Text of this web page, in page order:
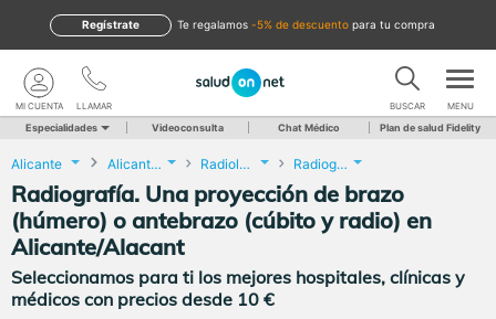
te regalamos -5% de descuento para tu compra
Regístrate
LLAMAR
MI CUENTA BUSCAR MENU
Especialidades Videoconsulta Chat Médico Plan de salud Fidelity
Alicante Alicante/Alacant Radiología Radiografía. Una proyección de brazo (húmero) o antebrazo (cúbito y radio)
Radiografía. Una proyección de brazo
(húmero) o antebrazo (cúbito y radio) en
Alicante/Alacant
Seleccionamos para ti los mejores hospitales, clínicas y
médicos con precios desde 10 €